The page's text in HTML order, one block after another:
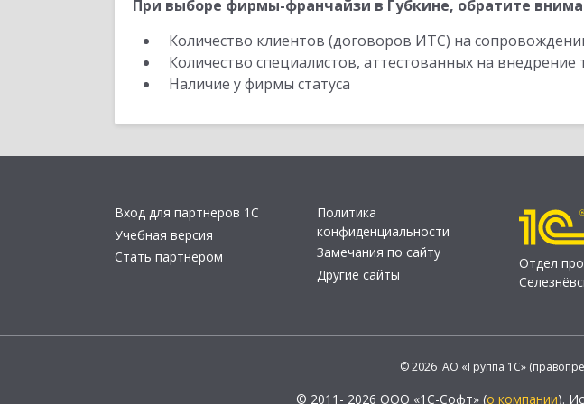
При выборе фирмы-франчайзи в Губкине, обратите
Количество клиентов (договоров ИТС) на
Количество специалистов, аттестованных на
Наличие у фирмы статуса
Вход для партнеров 1С
Учебная версия
Стать партнером
Политика
конфиденциальности
Замечания по сайту
Другие сайты
Отдел
© 2026 АО «Группа 1С»
© 2011- 2026 ООО «1С-Софт» (о компании).